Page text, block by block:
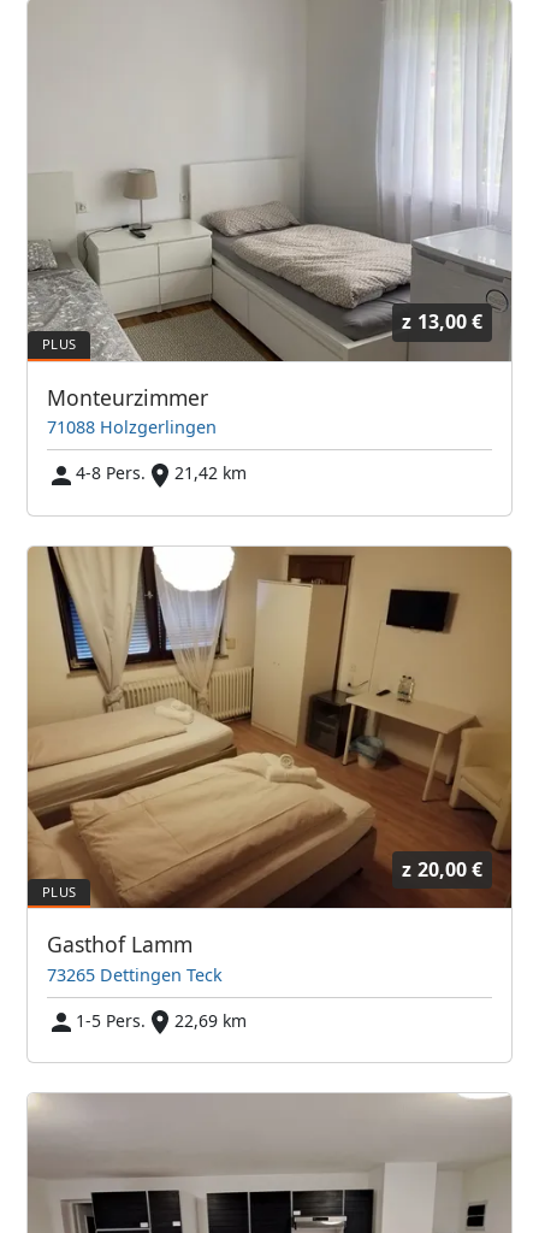
z 13,00 €
Monteurzimmer
71088 Holzgerlingen
4-8 Pers.
21,42 km
z 20,00 €
Gasthof Lamm
73265 Dettingen Teck
1-5 Pers.
22,69 km